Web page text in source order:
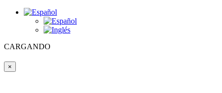
CARGANDO
×